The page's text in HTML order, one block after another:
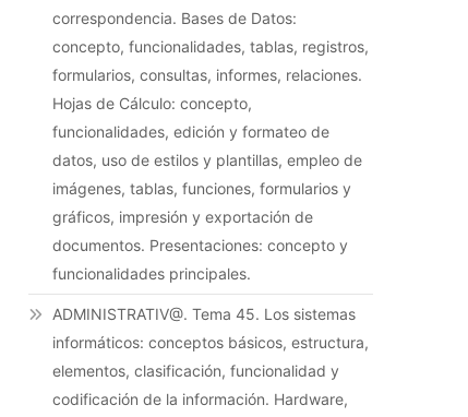
correspondencia. Bases de Datos:
concepto, funcionalidades, tablas, registros,
formularios, consultas, informes, relaciones.
Hojas de Cálculo: concepto,
funcionalidades, edición y formateo de
datos, uso de estilos y plantillas, empleo de
imágenes, tablas, funciones, formularios y
gráficos, impresión y exportación de
documentos. Presentaciones: concepto y
funcionalidades principales.
ADMINISTRATIV@. Tema 45. Los sistemas
informáticos: conceptos básicos, estructura,
elementos, clasificación, funcionalidad y
codificación de la información. Hardware,